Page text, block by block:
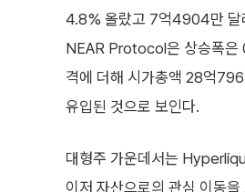
4.8% 올랐고 7억4904만 달
NEAR Protocol은 상승폭은
격에 더해 시가총액 28억
유입된 것으로 보인다.
대형주 가운데서는
이저 자산으로의 관심 이동